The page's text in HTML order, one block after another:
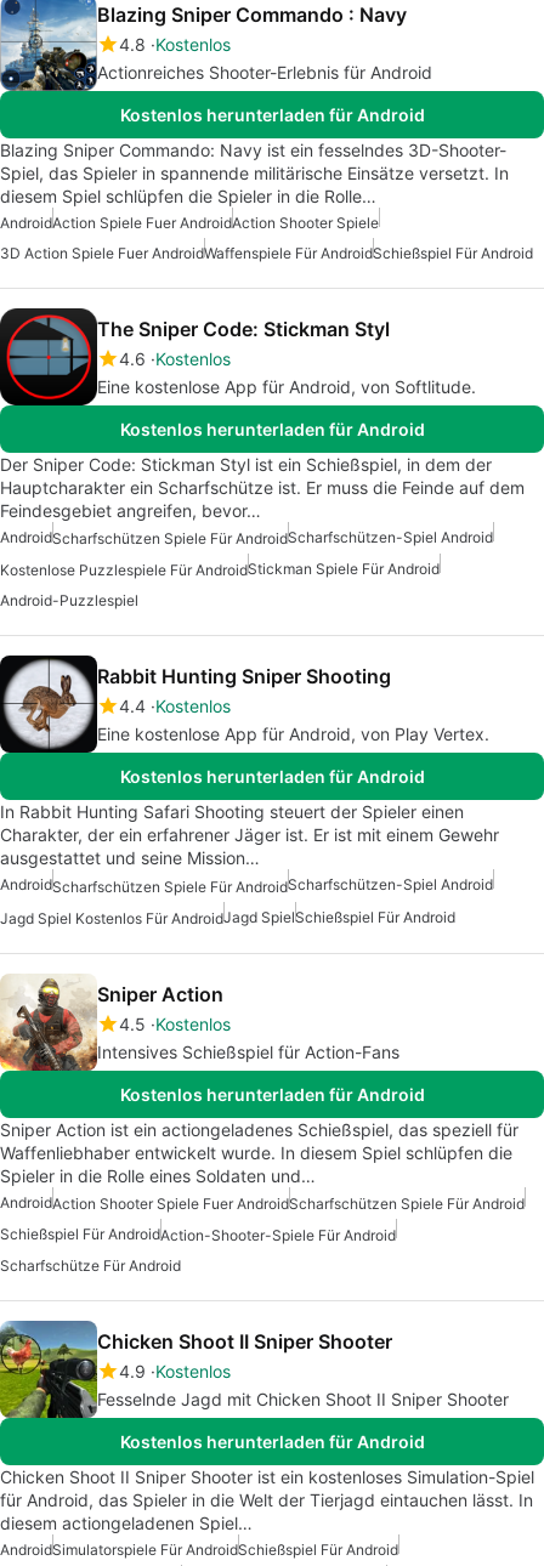
Blazing Sniper Commando : Navy
4.8 Kostenlos
Actionreiches Shooter-Erlebnis für Android
Kostenlos herunterladen für Android
Blazing Sniper Commando: Navy ist ein fesselndes 3D-Shooter-
Spiel, das Spieler in spannende militärische Einsätze versetzt. In
diesem Spiel schlüpfen die Spieler in die Rolle…
AndroidAction Spiele Fuer AndroidAction Shooter Spiele
3D Action Spiele Fuer AndroidWaffenspiele Für AndroidSchießspiel Für Android
The Sniper Code: Stickman Styl
4.6 Kostenlos
Eine kostenlose App für Android, von Softlitude.
Kostenlos herunterladen für Android
Der Sniper Code: Stickman Styl ist ein Schießspiel, in dem der
Hauptcharakter ein Scharfschütze ist. Er muss die Feinde auf dem
Feindesgebiet angreifen, bevor…
AndroidScharfschützen Spiele Für AndroidScharfschützen-Spiel Android
Kostenlose Puzzlespiele Für AndroidStickman Spiele Für Android
Android-Puzzlespiel
Rabbit Hunting Sniper Shooting
4.4 Kostenlos
Eine kostenlose App für Android, von Play Vertex.
Kostenlos herunterladen für Android
In Rabbit Hunting Safari Shooting steuert der Spieler einen
Charakter, der ein erfahrener Jäger ist. Er ist mit einem Gewehr
ausgestattet und seine Mission…
AndroidScharfschützen Spiele Für AndroidScharfschützen-Spiel Android
Jagd Spiel Kostenlos Für AndroidJagd SpielSchießspiel Für Android
Sniper Action
4.5 Kostenlos
Intensives Schießspiel für Action-Fans
Kostenlos herunterladen für Android
Sniper Action ist ein actiongeladenes Schießspiel, das speziell für
Waffenliebhaber entwickelt wurde. In diesem Spiel schlüpfen die
Spieler in die Rolle eines Soldaten und…
AndroidAction Shooter Spiele Fuer AndroidScharfschützen Spiele Für Android
Schießspiel Für AndroidAction-Shooter-Spiele Für Android
Scharfschütze Für Android
Chicken Shoot II Sniper Shooter
4.9 Kostenlos
Fesselnde Jagd mit Chicken Shoot II Sniper Shooter
Kostenlos herunterladen für Android
Chicken Shoot II Sniper Shooter ist ein kostenloses Simulation-Spiel
für Android, das Spieler in die Welt der Tierjagd eintauchen lässt. In
diesem actiongeladenen Spiel…
AndroidSimulatorspiele Für AndroidSchießspiel Für Android